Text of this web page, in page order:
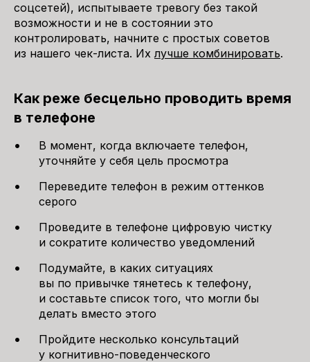
соцсетей), испытываете тревогу без такой
возможности и не в состоянии это
контролировать, начните с простых советов
из нашего чек-листа. Ихлучше комбинировать.
Как реже бесцельно проводить время
в телефоне
В момент, когда включаете телефон,
уточняйте у себя цель просмотра
Переведите телефон в режим оттенков
серого
Проведите в телефоне цифровую чистку
и сократите количество уведомлений
Подумайте, в каких ситуациях
вы по привычке тянетесь к телефону,
и составьте список того, что могли бы
делать вместо этого
Пройдите несколько консультаций
у когнитивно-поведенческого